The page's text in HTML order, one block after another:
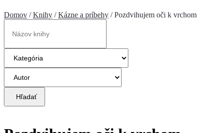
Domov /Knihy /Kázne a príbehy / Pozdvihujem oči k vrchom
Hľadať